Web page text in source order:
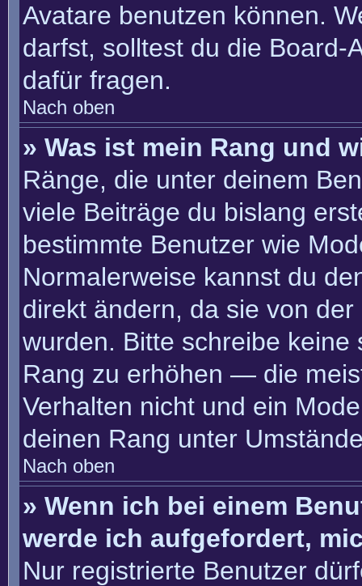
Avatare benutzen können.
darfst, solltest du die Board-
dafür fragen.
Nach oben
» Was ist mein Rang und
Ränge, die unter deinem
viele Beiträge du bislang
bestimmte Benutzer wie
Normalerweise kannst du
direkt ändern, da sie von
wurden. Bitte schreibe
Rang zu erhöhen — die
Verhalten nicht und ein
deinen Rang unter
Nach oben
» Wenn ich bei einem
werde ich aufgefordert,
Nur registrierte Benutzer